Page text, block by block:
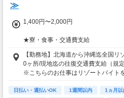
≫
1,400円〜2,000円
★寮・食事・交通費支給
住み込みのお仕事のため、以下の補
す。
・寮費・光熱費無料（個室あり）
・食事無料
・往復交通費支給（上限あり）
【勤務地】北海道から沖縄迄全国リ
0ヶ所/現地迄の往復交通費支給（規定
※こちらのお仕事はリゾートバイト
募集となっており実際に募集がある
なる場合がございます。
日払い・週払いOK 1週間以内 1ヵ月以